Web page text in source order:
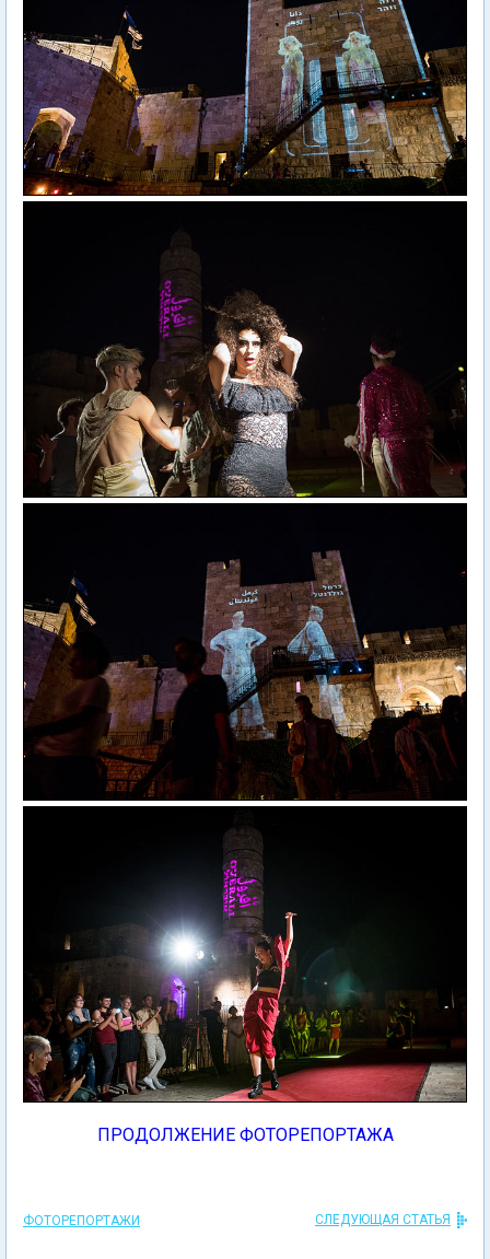
ПРОДОЛЖЕНИЕ ФОТОРЕПОРТАЖА
ФОТОРЕПОРТАЖИ СЛЕДУЮЩАЯ СТАТЬЯ